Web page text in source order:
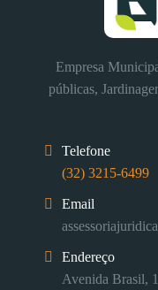
Empresa
públicas,
Telefone
(32) 3215-6499
Email
Endereço
Avenida Brasil,